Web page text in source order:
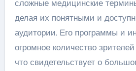
сложные медицинские
делая их понятными и
аудитории. Его программы и
огромное количество
что свидетельствует о